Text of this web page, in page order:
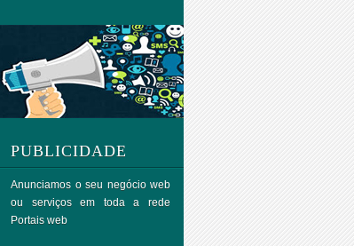
PUBLICIDADE
Anunciamos o seu negócio web
ou serviços em toda a rede
Portais web